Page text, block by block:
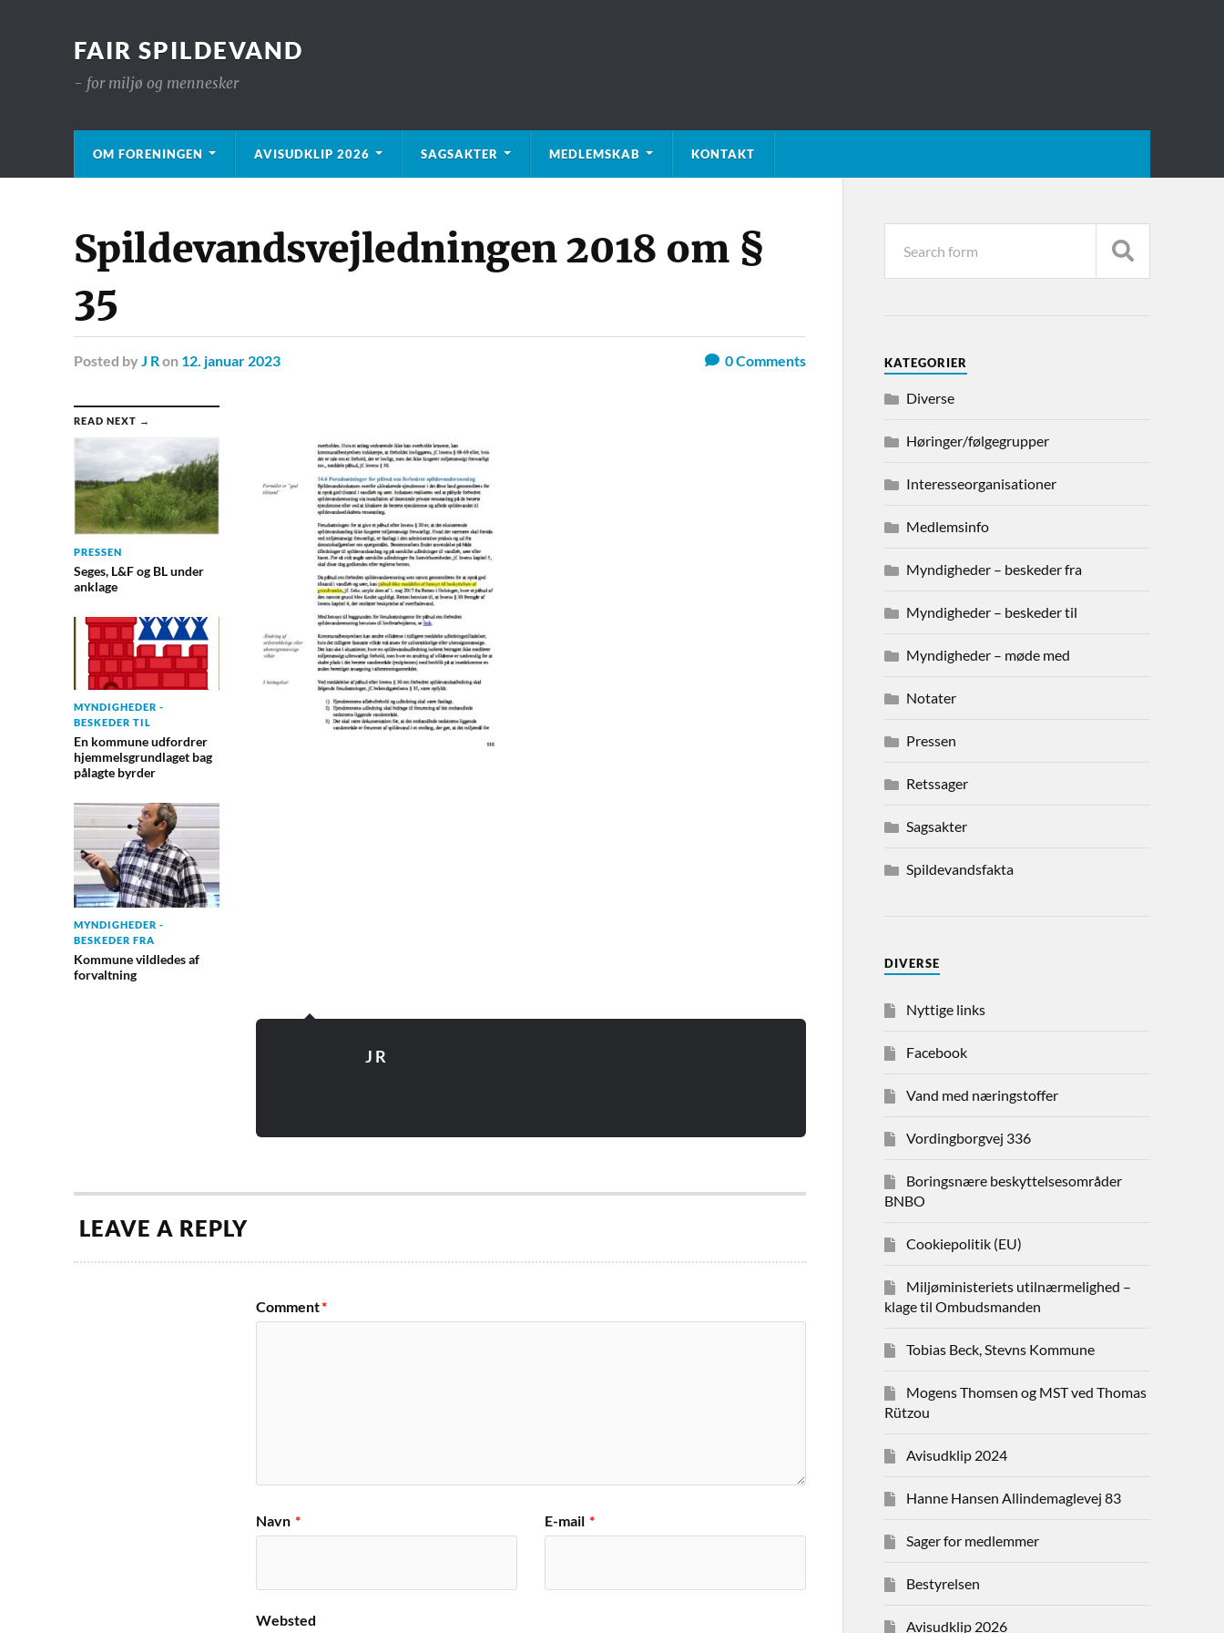
FAIR SPILDEVAND
- for miljø og mennesker
OM FORENINGEN AVISUDKLIP 2026 SAGSAKTER MEDLEMSKAB KONTAKT
Spildevandsvejledningen 2018 om §
35
Posted by J Ron 12. januar 2023 0Comments
READ NEXT →
PRESSEN
Seges, L&F og BL under
anklage
MYNDIGHEDER -
BESKEDER TIL
En kommune udfordrer
hjemmelsgrundlaget bag
pålagte byrder
MYNDIGHEDER -
BESKEDER FRA
Kommune vildledes af
forvaltning
J R
LEAVE A REPLY
Comment*
Navn * E-mail *
Websted
KATEGORIER
Diverse
Høringer/følgegrupper
Interesseorganisationer
Medlemsinfo
Myndigheder – beskeder fra
Myndigheder – beskeder til
Myndigheder – møde med
Notater
Pressen
Retssager
Sagsakter
Spildevandsfakta
DIVERSE
Nyttige links
Facebook
Vand med næringstoffer
Vordingborgvej 336
Boringsnære beskyttelsesområder
BNBO
Cookiepolitik (EU)
Miljøministeriets utilnærmelighed –
klage til Ombudsmanden
Tobias Beck, Stevns Kommune
Mogens Thomsen og MST ved Thomas
Rützou
Avisudklip 2024
Hanne Hansen Allindemaglevej 83
Sager for medlemmer
Bestyrelsen
Avisudklip 2026